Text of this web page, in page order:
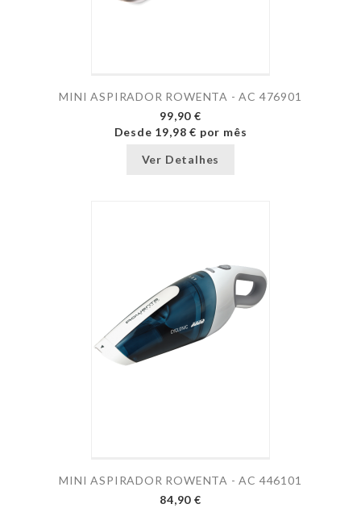
MINI ASPIRADOR ROWENTA - AC 476901
99,90 €
Desde 19,98 € por mês
Ver Detalhes
MINI ASPIRADOR ROWENTA - AC 446101
84,90 €